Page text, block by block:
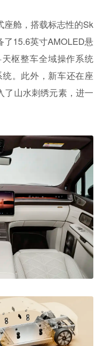
舱，搭载标志性的Sk
了15.6英寸AMOLED悬
枢整车全域操作系统
。此外，新车还在座
了山水刺绣元素，进一